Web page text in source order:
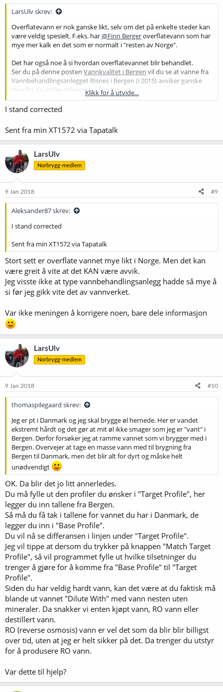
LarsUlv skrev:
Overflatevann er nok ganske likt, selv om det på enkelte steder kan
være veldig spesielt. F.eks. har@Finn Bergeroverflatevann som har
mye mer kalk en det som er normalt i "resten av Norge".
Det har også noe å si hvordan overflatevannet blir behandlet.
Ser du på denne posten Vannkvalitet i Bergen vil du se at vanne fra
Vannbehandlingsanlegget Risnes i Bergen (i 2015) avviker ganske
mye fra de andre anleggene i Bergen.
Grunnen til dette var at vannet derifra ble behandlet på en annen
måte enn de andre. Se
bergenvann.com/vann/vannkvalitet/
Klikk for å utvide...
I stand corrected
Sent fra min XT1572 via Tapatalk
LarsUlv
Norbrygg-medlem
9 Jan 2018 #9
Aleksander87 skrev:
I stand corrected
Sent fra min XT1572 via Tapatalk
Stort sett er overflate vannet mye likt i Norge. Men det kan
være greit å vite at det KAN være avvik.
Jeg visste ikke at type vannbehandlingsanlegg hadde så mye å
si før jeg gikk vite det av vannverket.
Var ikke meningen å korrigere noen, bare dele informasjon
LarsUlv
Norbrygg-medlem
9 Jan 2018 #10
thomaspilegaard skrev:
Jeg er pt i Danmark og jeg skal brygge øl hernede. Her er vandet
ekstremt hårdt og det gør at mit øl ikke smager som jeg er "vant" i
Bergen. Derfor forsøker jeg at ramme vannet som vi brygger med i
Bergen. Overvejer at tage en masse vann med til brygning fra
Bergen til Danmark, men det blir alt for dyrt og måske helt
unødvendigt
OK. Da blir det jo litt annerledes.
Du må fylle ut den profiler du ønsker i "Target Profile", her
legger du inn tallene fra Bergen.
Så må du få tak i tallene for vannet du har i Danmark, de
legger du inn i "Base Profile".
Du vil nå se differansen i linjen under "Target Profile".
Jeg vil tippe at dersom du trykker på knappen "Match Target
Profile", så vil programmet fylle ut hvilke tilsetninger du
trenger å gjøre for å komme fra "Base Profile" til "Target
Profile".
Siden du har veldig hardt vann, kan det være at du faktisk må
blande ut vannet "Dilute With" med vann nesten uten
mineraler. Da snakker vi enten kjøpt vann, RO vann eller
destillert vann.
RO (reverse osmosis) vann er vel det som da blir blir billigst
over tid, uten at jeg er helt sikker på det. Da trenger du utstyr
for å produsere RO vann.
Var dette til hjelp?